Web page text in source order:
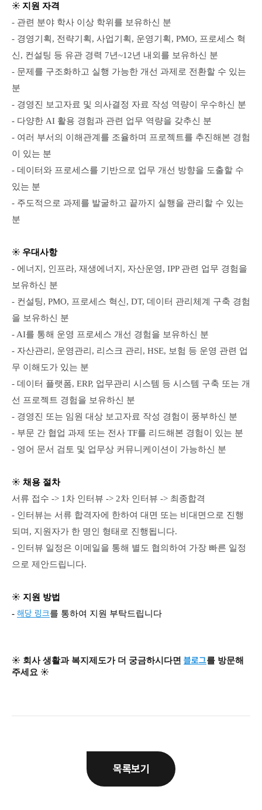
☀️ 지원 자격
- 관련 분야 학사 이상 학위를 보유하신 분
- 경영기획, 전략기획, 사업기획, 운영기획, PMO, 프로세스 혁
신, 컨설팅 등 유관 경력 7년~12년 내외를 보유하신 분
- 문제를 구조화하고 실행 가능한 개선 과제로 전환할 수 있는
분
- 경영진 보고자료 및 의사결정 자료 작성 역량이 우수하신 분
- 다양한 AI 활용 경험과 관련 업무 역량을 갖추신 분
- 여러 부서의 이해관계를 조율하며 프로젝트를 추진해본 경험
이 있는 분
- 데이터와 프로세스를 기반으로 업무 개선 방향을 도출할 수
있는 분
- 주도적으로 과제를 발굴하고 끝까지 실행을 관리할 수 있는
분
☀️ 우대사항
- 에너지, 인프라, 재생에너지, 자산운영, IPP 관련 업무 경험을
보유하신 분
- 컨설팅, PMO, 프로세스 혁신, DT, 데이터 관리체계 구축 경험
을 보유하신 분
- AI를 통해 운영 프로세스 개선 경험을 보유하신 분
- 자산관리, 운영관리, 리스크 관리, HSE, 보험 등 운영 관련 업
무 이해도가 있는 분
- 데이터 플랫폼, ERP, 업무관리 시스템 등 시스템 구축 또는 개
선 프로젝트 경험을 보유하신 분
- 경영진 또는 임원 대상 보고자료 작성 경험이 풍부하신 분
- 부문 간 협업 과제 또는 전사 TF를 리드해본 경험이 있는 분
- 영어 문서 검토 및 업무상 커뮤니케이션이 가능하신 분
☀️ 채용 절차
서류 접수 -> 1차 인터뷰 -> 2차 인터뷰 -> 최종합격
- 인터뷰는 서류 합격자에 한하여 대면 또는 비대면으로 진행
되며, 지원자가 한 명인 형태로 진행됩니다.
- 인터뷰 일정은 이메일을 통해 별도 협의하여 가장 빠른 일정
으로 제안드립니다.
☀️ 지원 방법
- 해당 링크를 통하여 지원 부탁드립니다
☀️ 회사 생활과 복지제도가 더 궁금하시다면 블로그를 방문해
주세요 ☀️
목록보기